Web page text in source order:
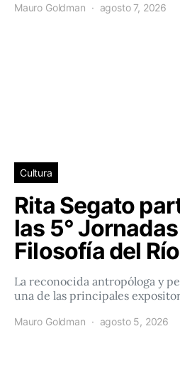
Mauro Goldman agosto 7, 2026
Cultura
Rita Segato
las 5°
Filosofía del
La reconocida antropóloga y
una de las principales
Mauro Goldman agosto 5, 2026